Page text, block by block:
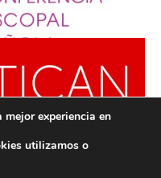
experiencia en
utilizamos o